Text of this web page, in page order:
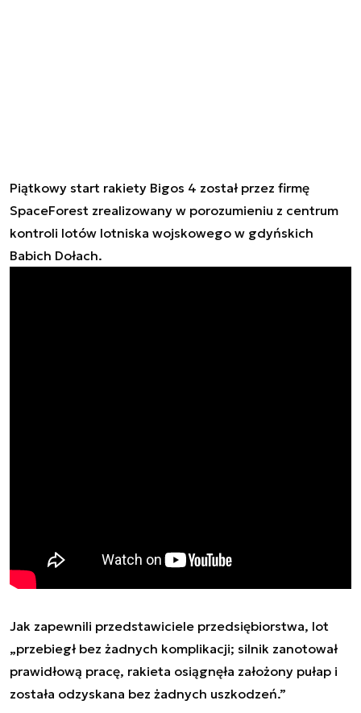
Piątkowy start rakiety Bigos 4 został przez firmę
SpaceForest zrealizowany w porozumieniu z centrum
kontroli lotów lotniska wojskowego w gdyńskich
Babich Dołach.
Jak zapewnili przedstawiciele przedsiębiorstwa, lot
„przebiegł bez żadnych komplikacji; silnik zanotował
prawidłową pracę, rakieta osiągnęła założony pułap i
została odzyskana bez żadnych uszkodzeń.”